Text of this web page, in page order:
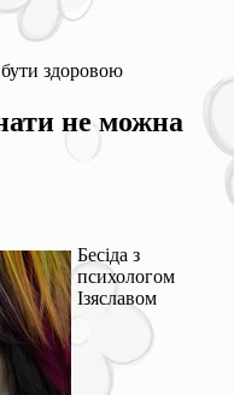
здоровою
не можна
Бесіда з
психологом
Ізяславом